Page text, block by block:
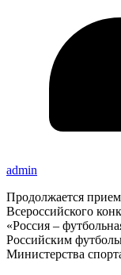
admin
Продолжается прием
Всероссийского
«Россия –
Российским
Министерства